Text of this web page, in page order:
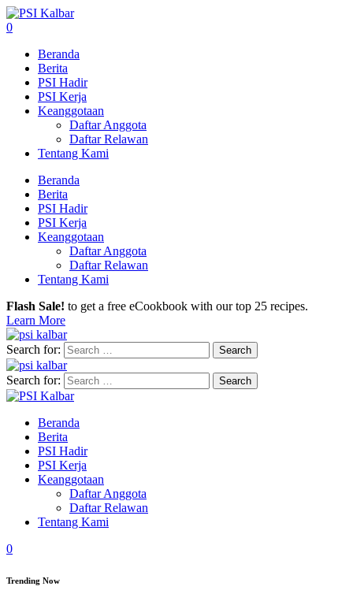
0
Beranda
Berita
PSI Hadir
PSI Kerja
Keanggotaan
Daftar Anggota
Daftar Relawan
Tentang Kami
Beranda
Berita
PSI Hadir
PSI Kerja
Keanggotaan
Daftar Anggota
Daftar Relawan
Tentang Kami
Flash Sale! to get a free eCookbook with our top 25 recipes.
Learn More
Search for:
Search for:
Beranda
Berita
PSI Hadir
PSI Kerja
Keanggotaan
Daftar Anggota
Daftar Relawan
Tentang Kami
0
Trending Now